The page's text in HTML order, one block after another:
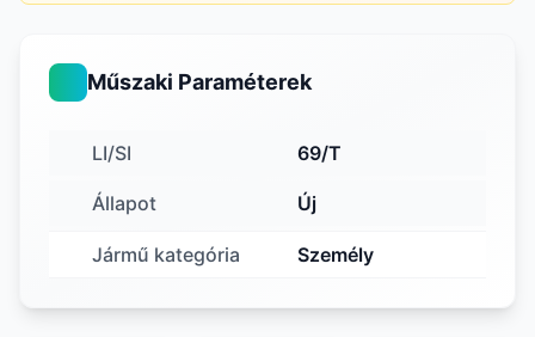
Műszaki Paraméterek
LI/SI 69/T
Állapot Új
Jármű kategória Személy